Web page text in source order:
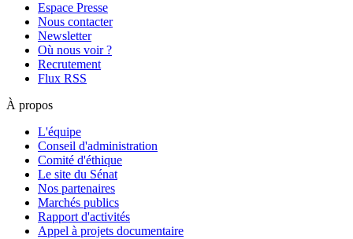
Espace Presse
Nous contacter
Newsletter
Où nous voir ?
Recrutement
Flux RSS
À propos
L'équipe
Conseil d'administration
Comité d'éthique
Le site du Sénat
Nos partenaires
Marchés publics
Rapport d'activités
Appel à projets documentaire